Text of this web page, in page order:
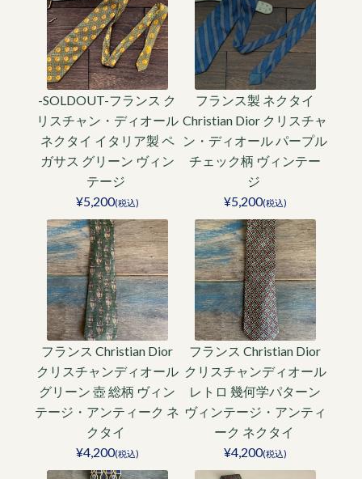
-SOLDOUT-フランス ク
リスチャン・ディオール
ネクタイ イタリア製 ペ
ガサス グリーン ヴィン
テージ
¥5,200(税込)
フランス製 ネクタイ
Christian Dior クリスチャ
ン・ディオール パープル
チェック柄 ヴィンテー
ジ
¥5,200(税込)
フランス Christian Dior
クリスチャンディオール
グリーン 壺 総柄 ヴィン
テージ・アンティーク ネ
クタイ
¥4,200(税込)
フランス Christian Dior
クリスチャンディオール
レトロ 幾何学パターン
ヴィンテージ・アンティ
ーク ネクタイ
¥4,200(税込)